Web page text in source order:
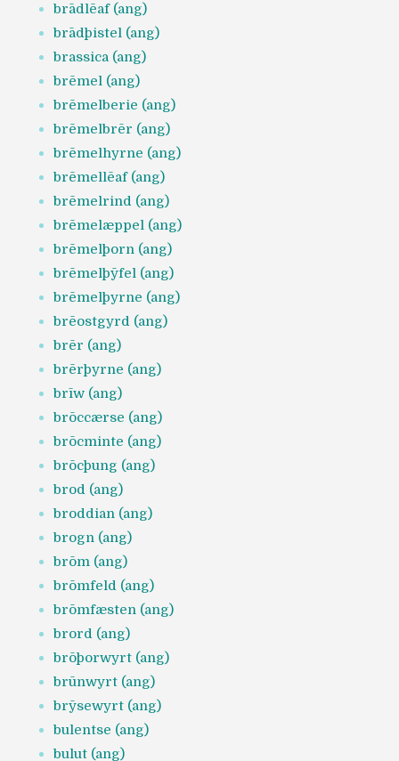
brādlēaf (ang)
brādþistel (ang)
brassica (ang)
brēmel (ang)
brēmelberie (ang)
brēmelbrēr (ang)
brēmelhyrne (ang)
brēmellēaf (ang)
brēmelrind (ang)
brēmelæppel (ang)
brēmelþorn (ang)
brēmelþȳfel (ang)
brēmelþyrne (ang)
brēostgyrd (ang)
brēr (ang)
brērþyrne (ang)
brīw (ang)
brōccærse (ang)
brōcminte (ang)
brōcþung (ang)
brod (ang)
broddian (ang)
brogn (ang)
brōm (ang)
brōmfeld (ang)
brōmfæsten (ang)
brord (ang)
brōþorwyrt (ang)
brūnwyrt (ang)
brȳsewyrt (ang)
bulentse (ang)
bulut (ang)